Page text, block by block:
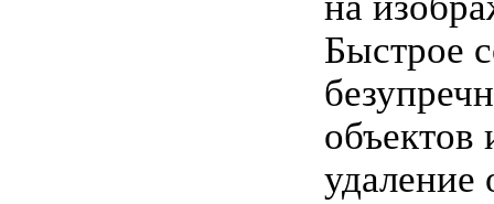
Быстрое
объектов
удаление